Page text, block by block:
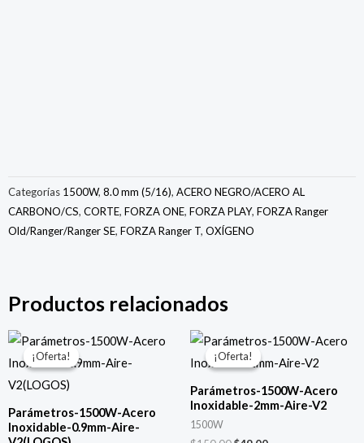
Categorías 1500W, 8.0 mm (5/16), ACERO NEGRO/ACERO AL
CARBONO/CS, CORTE, FORZA ONE, FORZA PLAY, FORZA Ranger
Old/Ranger/Ranger SE, FORZA Ranger T, OXÍGENO
Productos relacionados
¡Oferta!
¡Oferta!
Parámetros-1500W-Acero
Inoxidable-0.9mm-Aire-
El
precio
original
era:
$150.00.
El
precio
actual
¡Oferta!
¡Oferta!
Parámetros-1500W-Acero
Inoxidable-2mm-Aire-V2
1500W
El
precio
original
$150.00.
El
precio
actual
$49.00.